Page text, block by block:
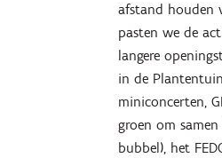
afstand houden
pasten we de
langere
in de
miniconcerten,
groen om
bubbel), het